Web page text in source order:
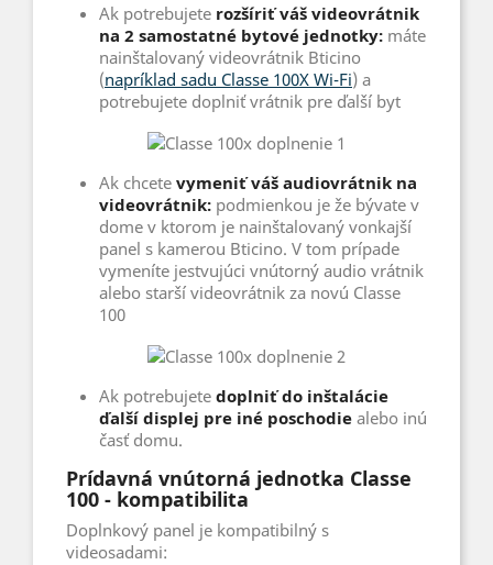
Ak potrebujete rozšíriť váš videovrátnik
na 2 samostatné bytové jednotky: máte
nainštalovaný videovrátnik Bticino
(napríklad sadu Classe 100X Wi-Fi) a
potrebujete doplniť vrátnik pre ďalší byt
Ak chcete vymeniť váš audiovrátnik na
videovrátnik: podmienkou je že bývate v
dome v ktorom je nainštalovaný vonkajší
panel s kamerou Bticino. V tom prípade
vymeníte jestvujúci vnútorný audio vrátnik
alebo starší videovrátnik za novú Classe
100
Ak potrebujete doplniť do inštalácie
ďalší displej pre iné poschodie alebo inú
časť domu.
Prídavná vnútorná jednotka Classe
100 - kompatibilita
Doplnkový panel je kompatibilný s
videosadami: